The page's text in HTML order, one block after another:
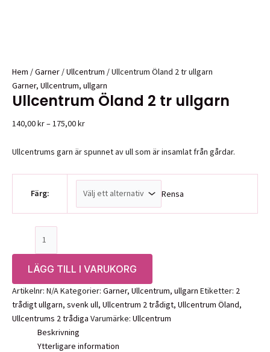
Hem /Garner /Ullcentrum / Ullcentrum Öland 2 tr ullgarn
Garner, Ullcentrum, ullgarn
Ullcentrum Öland 2 tr ullgarn
140,00kr– 175,00krPrisintervall:
till
Ullcentrums garn är spunnet av ull som är insamlat från gårdar.
Färg: Rensa
ullgarn
mängd
LÄGG TILL I VARUKORG
Artikelnr: N/A Kategorier: Garner, Ullcentrum, ullgarn Etiketter: 2
trådigt ullgarn, svenk ull, Ullcentrum 2 trådigt, Ullcentrum Öland,
Ullcentrums 2 trådiga Varumärke: Ullcentrum
Beskrivning
Ytterligare information